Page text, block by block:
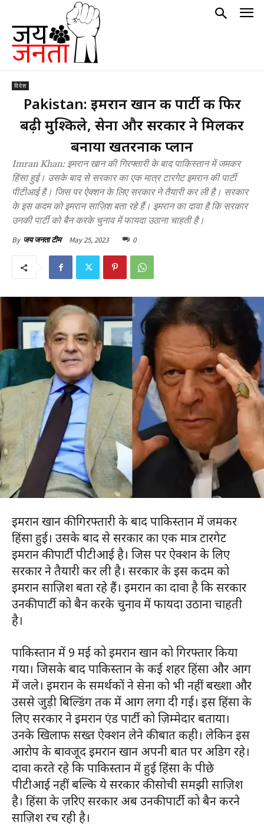
विदेश
Pakistan: इमरान खान की पार्टी की फिर
बढ़ी मुश्किले, सेना और सरकार ने मिलकर
बनाया खतरनाक प्लान
Imran Khan: इमरान खान की गिरफ्तारी के बाद पाकिस्तान में जमकर
हिंसा हुई। उसके बाद से सरकार का एक मात्र टारगेट इमरान की पार्टी
पीटीआई है। जिस पर ऐक्शन के लिए सरकार ने तैयारी कर ली है। सरकार
के इस कदम को इमरान साज़िश बता रहे हैं। इमरान का दावा है कि सरकार
उनकी पार्टी को बैन करके चुनाव में फायदा उठाना चाहती है।
By जय जनता टीम May 25, 2023 0
इमरान खान की गिरफ्तारी के बाद पाकिस्तान में जमकर
हिंसा हुई। उसके बाद से सरकार का एक मात्र टारगेट
इमरान की पार्टी पीटीआई है। जिस पर ऐक्शन के लिए
सरकार ने तैयारी कर ली है। सरकार के इस कदम को
इमरान साज़िश बता रहे हैं। इमरान का दावा है कि सरकार
उनकी पार्टी को बैन करके चुनाव में फायदा उठाना चाहती
है।
पाकिस्तान में 9 मई को इमरान खान को गिरफ्तार किया
गया। जिसके बाद पाकिस्तान के कई शहर हिंसा और आग
में जले। इमरान के समर्थकों ने सेना को भी नहीं बख्शा और
उससे जुड़ी बिल्डिंग तक में आग लगा दी गई। इस हिंसा के
लिए सरकार ने इमरान एंड पार्टी को ज़िम्मेदार बताया।
उनके खिलाफ सख्त ऐक्शन लेने की बात कही। लेकिन इस
आरोप के बावजूद इमरान खान अपनी बात पर अडिग रहे।
दावा करते रहे कि पाकिस्तान में हुई हिंसा के पीछे
पीटीआई नहीं बल्कि ये सरकार की सोची समझी साज़िश
है। हिंसा के ज़रिए सरकार अब उनकी पार्टी को बैन करने
साज़िश रच रही है।